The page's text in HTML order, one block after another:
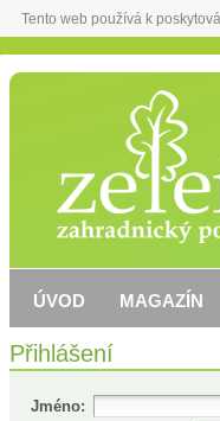
Tento web používá k
Přihlášení
Jméno:
ÚVOD MAGAZÍN